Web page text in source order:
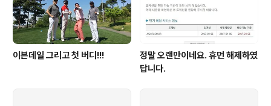
이븐데일 그리고 첫 버디!!!
정말 오랜만이네요. 휴먼 해제하였
답니다.